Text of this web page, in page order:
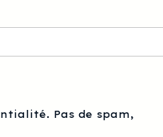
Pas de spam,